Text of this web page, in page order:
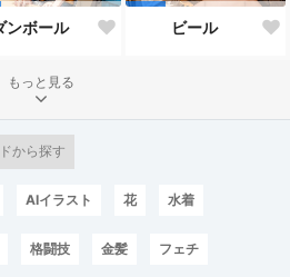
ンボール ビール
もっと見る
から探す
AIイラスト 花 水着
格闘技 金髪 フェチ